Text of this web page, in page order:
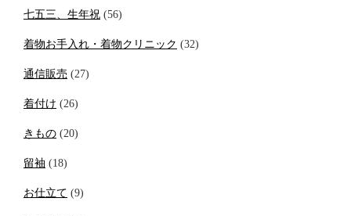
七五三、生年祝 (56)
着物お手入れ・着物クリニック (32)
通信販売 (27)
着付け (26)
きもの (20)
留袖 (18)
お仕立て (9)